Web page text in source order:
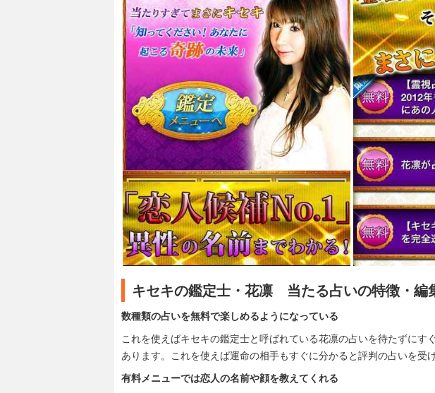
キセキの鑑定士・花凛 当たる占いの特徴・編
数種類の占いを無料で楽しめるようになっている
これを使えばキセキの鑑定士と呼ばれている花凛の占いを待たずにす
あります。これを使えば運命の相手もすぐに分かると評判の占いを受
有料メニューでは恋人の名前や顔を教えてくれる